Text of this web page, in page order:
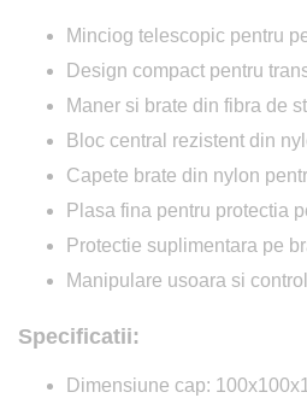
Minciog telescopic pentru
Design compact pentru
Maner si brate din fibra de
Bloc central rezistent din
Capete brate din nylon
Plasa fina pentru protectia
Protectie suplimentara pe
Manipulare usoara si
Specificatii:
Dimensiune cap: